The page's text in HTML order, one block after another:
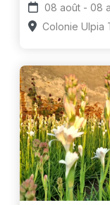
Colonie Ulpia